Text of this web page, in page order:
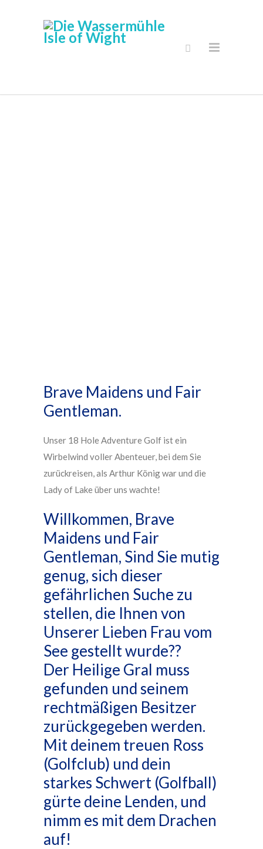
Brave Maidens und Fair
Gentleman.
Unser 18 Hole Adventure Golf ist ein
Wirbelwind voller Abenteuer, bei dem Sie
zurückreisen, als Arthur König war und die
Lady of Lake über uns wachte!
Willkommen, Brave
Maidens und Fair
Gentleman, Sind Sie mutig
genug, sich dieser
gefährlichen Suche zu
stellen, die Ihnen von
Unserer Lieben Frau vom
See gestellt wurde??
Der Heilige Gral muss
gefunden und seinem
rechtmäßigen Besitzer
zurückgegeben werden.
Mit deinem treuen Ross
(Golfclub) und dein
starkes Schwert (Golfball)
gürte deine Lenden, und
nimm es mit dem Drachen
auf!